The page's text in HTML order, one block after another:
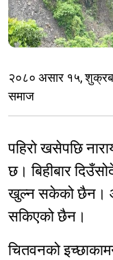
२०८० असार १५,
समाज
पहिरो खसेपछि
छ। बिहीबार
खुल्न सकेको छैन।
सकिएको छैन।
चितवनको